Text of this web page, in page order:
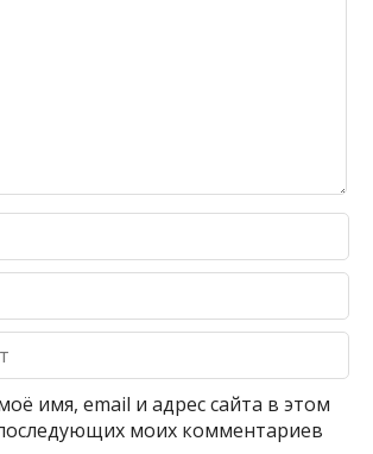
имя, email и адрес сайта в этом
моих комментариев